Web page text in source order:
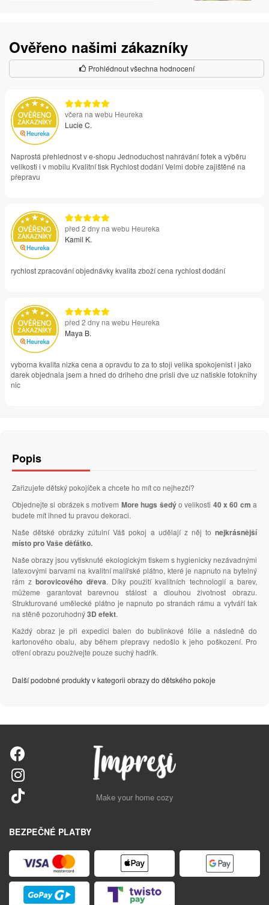
Ověřeno našimi zákazníky
Prohlédnout všechna hodnocení
včera na webu Heureka
Lucie C.
Naprostá přehlednost v e-shopu Jednoduchost nahrávání fotek a výběru
velikosti i v mobilu Kvalitní tisk Rychlost dodání Velmi dobře zajištěné na
přepravu
před 2 dny na webu Heureka
Kamil K.
rychlost zpracování objednávky kvalita zboží cena rychlost dodání
před 2 dny na webu Heureka
Maya B.
vyborna kvalita nizka cena a opravdu to za to stoji velika spokojenist i jako
darek objednala jsem a hned do driheho dne prisli dve uz natiskle fotoknihy
nic
Popis
Zařizujete dětský pokojíček a chcete ho mít co nejhezčí?
Objednejte si obrázek s motivem More hugs šedýo velikosti 40 x 60 cm a
budete mít ihned tu pravou dekoraci.
Naše dětské obrázky zútulní Váš pokoj a udělají z něj to nejkrásnější
místo pro Vaše děťátko.
Naše obrazy jsou vytisknuté ekologickým tiskem s hygienicky nezávadnými
latexovými barvami na kvalitní malířské plátno, které je napnuto na bytelný
rám zborovicového dřeva. Díky použití kvalitních technologií a barev,
můžeme garantovat barevnou stálost a dlouhou životnost obrazu.
Strukturované umělecké plátno je napnuto po stranách rámu a vytváří tak
na stěně pozoruhodný3D efekt.
Každý obraz je při expedici balen do bublinkové fólie a následně do
kartonového obalu, aby během přepravy nedošlo k jeho poškození. Pro
otření obrazu používejte pouze suchý hadřík.
Další podobné produkty v kategorii obrazy do dětského pokoje
Make your home cozy
BEZPEČNÉ PLATBY